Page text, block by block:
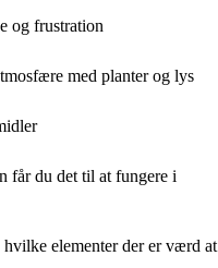
og frustration
med planter og lys
får du det til at fungere i
elementer der er værd at